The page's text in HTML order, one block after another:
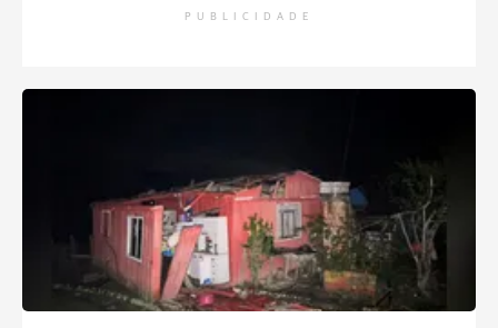
PUBLICIDADE